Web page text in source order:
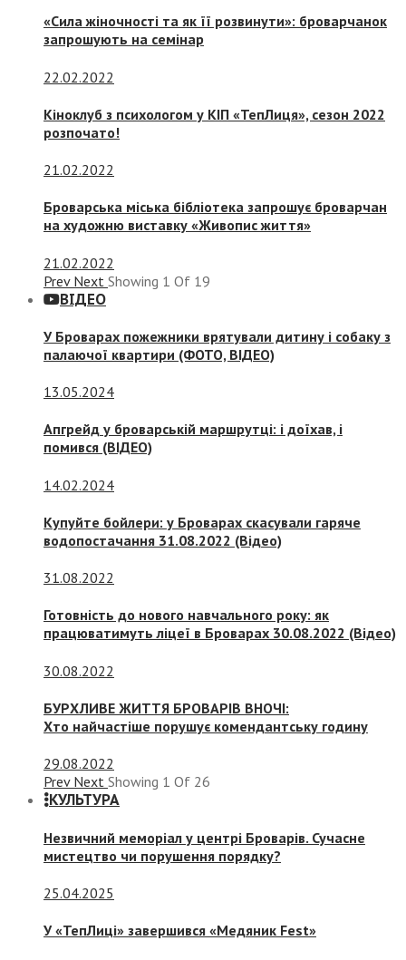
«Сила жіночності та як її розвинути»: броварчанок
запрошують на семінар
22.02.2022
Кіноклуб з психологом у КІП «ТепЛиця», сезон 2022
розпочато!
21.02.2022
Броварська міська бібліотека запрошує броварчан
на художню виставку «Живопис життя»
21.02.2022
Prev Next Showing 1 Of 19
ВІДЕО
У Броварах пожежники врятували дитину і собаку з
палаючої квартири (ФОТО, ВІДЕО)
13.05.2024
Апгрейд у броварській маршрутці: і доїхав, і
помився (ВІДЕО)
14.02.2024
Купуйте бойлери: у Броварах скасували гаряче
водопостачання 31.08.2022 (Відео)
31.08.2022
Готовність до нового навчального року: як
працюватимуть ліцеї в Броварах 30.08.2022 (Відео)
30.08.2022
БУРХЛИВЕ ЖИТТЯ БРОВАРІВ ВНОЧІ:
Хто найчастіше порушує комендантську годину
29.08.2022
Prev Next Showing 1 Of 26
КУЛЬТУРА
Незвичний меморіал у центрі Броварів. Сучасне
мистецтво чи порушення порядку?
25.04.2025
У «ТепЛиці» завершився «Медяник Fest»